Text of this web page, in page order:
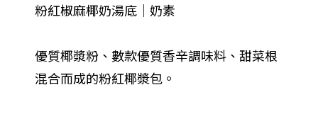
粉紅椒麻椰奶湯底｜奶素
優質椰漿粉、數款優質香辛調味料、甜菜根
混合而成的粉紅椰漿包。